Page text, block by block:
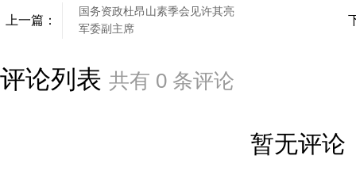
上一篇：
国务资政杜昂山素季会见许其亮
军委副主席
评论列表 共有 0 条评论
暂无评论